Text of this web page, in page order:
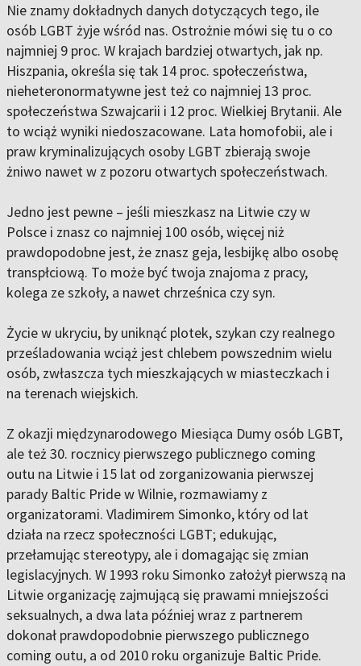
Nie znamy dokładnych danych dotyczących tego, ile
osób LGBT żyje wśród nas. Ostrożnie mówi się tu o co
najmniej 9 proc. W krajach bardziej otwartych, jak np.
Hiszpania, określa się tak 14 proc. społeczeństwa,
nieheteronormatywne jest też co najmniej 13 proc.
społeczeństwa Szwajcarii i 12 proc. Wielkiej Brytanii. Ale
to wciąż wyniki niedoszacowane. Lata homofobii, ale i
praw kryminalizujących osoby LGBT zbierają swoje
żniwo nawet w z pozoru otwartych społeczeństwach.
Jedno jest pewne – jeśli mieszkasz na Litwie czy w
Polsce i znasz co najmniej 100 osób, więcej niż
prawdopodobne jest, że znasz geja, lesbijkę albo osobę
transpłciową. To może być twoja znajoma z pracy,
kolega ze szkoły, a nawet chrześnica czy syn.
Życie w ukryciu, by uniknąć plotek, szykan czy realnego
prześladowania wciąż jest chlebem powszednim wielu
osób, zwłaszcza tych mieszkających w miasteczkach i
na terenach wiejskich.
Z okazji międzynarodowego Miesiąca Dumy osób LGBT,
ale też 30. rocznicy pierwszego publicznego coming
outu na Litwie i 15 lat od zorganizowania pierwszej
parady Baltic Pride w Wilnie, rozmawiamy z
organizatorami. Vladimirem Simonko, który od lat
działa na rzecz społeczności LGBT; edukując,
przełamując stereotypy, ale i domagając się zmian
legislacyjnych. W 1993 roku Simonko założył pierwszą na
Litwie organizację zajmującą się prawami mniejszości
seksualnych, a dwa lata później wraz z partnerem
dokonał prawdopodobnie pierwszego publicznego
coming outu, a od 2010 roku organizuje Baltic Pride.